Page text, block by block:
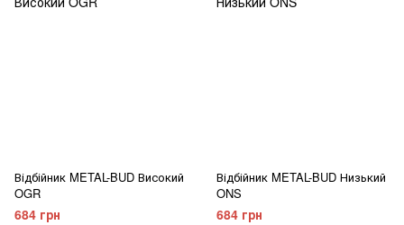
Відбійник METAL-BUD Високий
OGR
684 грн
Відбійник METAL-BUD Низький
ONS
684 грн